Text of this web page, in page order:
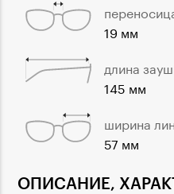
ОПИСАНИЕ,
19 мм
длина
145 мм
ширина
57 мм